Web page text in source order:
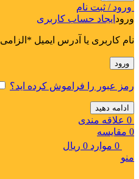
ورود / ثبت نام
ورود ایجاد حساب کاربری
نام کاربری یا آدرس ایمیل * الزامی
ورود
رمز عبور را فراموش کرده اید؟
ادامه دهید
0 علاقه مندی
0 مقایسه
0 موارد 0 ریال
منو